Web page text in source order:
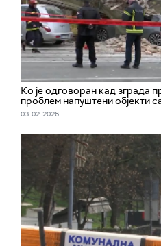
Ко је одговоран кад зграда
проблем напуштени објекти
03. 02. 2026.